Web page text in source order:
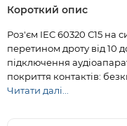
Короткий опис
Роз'єм IEC 60320 С15 на
перетином дроту від 10
підключення
покриття контактів:
Читати далі...